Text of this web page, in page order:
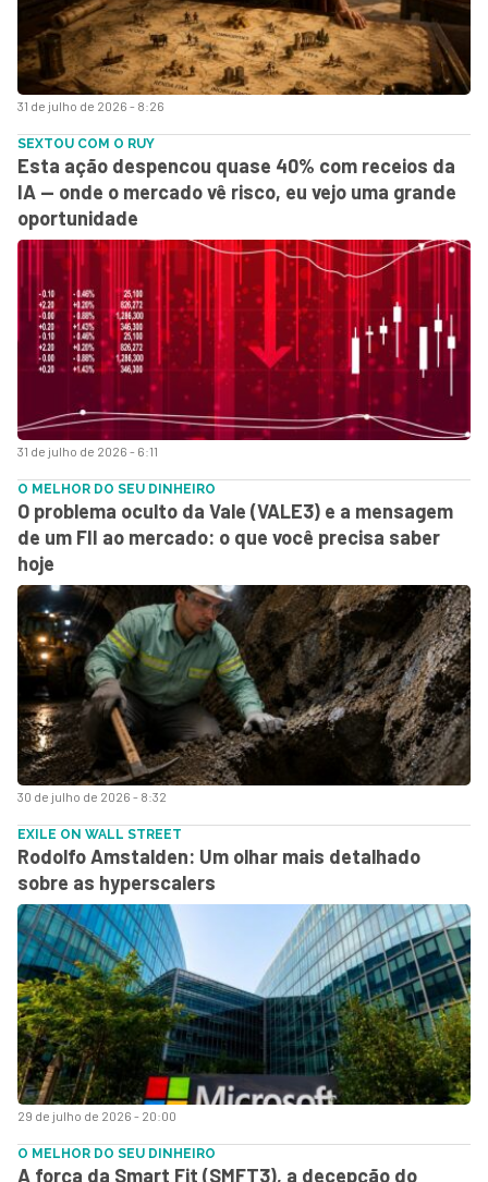
31 de julho de 2026 - 8:26
31 de julho de 2026 - 6:11
SEXTOU COM O RUY
Esta ação despencou quase 40% com receios da
IA — onde o mercado vê risco, eu vejo uma grande
oportunidade
30 de julho de 2026 - 8:32
O MELHOR DO SEU DINHEIRO
O problema oculto da Vale (VALE3) e a mensagem
de um FII ao mercado: o que você precisa saber
hoje
29 de julho de 2026 - 20:00
EXILE ON WALL STREET
Rodolfo Amstalden: Um olhar mais detalhado
sobre as hyperscalers
O MELHOR DO SEU DINHEIRO
A força da Smart Fit (SMFT3), a decepção do